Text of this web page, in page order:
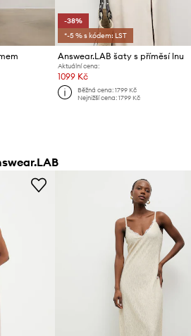
-38%
*-5 % s kódem: LST
Answear.LAB šaty s příměsí lnu
Aktuální cena:
1099 Kč
Běžná cena: 1799 Kč
Nejnižší cena: 1799 Kč